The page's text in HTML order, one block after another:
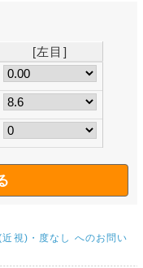
[左目]
視)・度なし へのお問い